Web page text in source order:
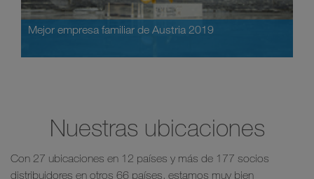
Mejor empresa familiar de Austria 2019
Nuestras ubicaciones
Con 27 ubicaciones en 12 países y más de 177 socios
distribuidores en otros 66 países, estamos muy bien